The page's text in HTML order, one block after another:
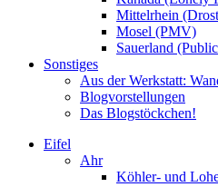
Mittelrhein
Mosel (PMV)
Sauerland
Sonstiges
Aus der Werkstatt:
Blogvorstellungen
Das Blogstöckchen!
Eifel
Ahr
Köhler- und